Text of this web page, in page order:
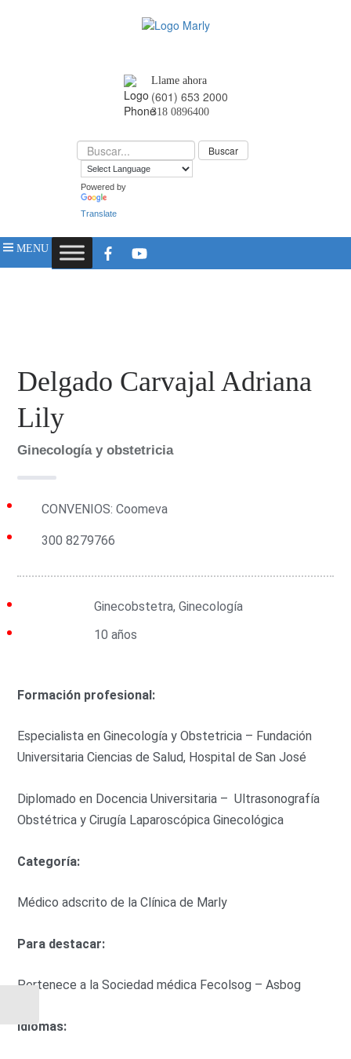
Llame ahora
(601) 653 2000
318 0896400
Powered by
Translate
MENU
Delgado Carvajal Adriana
Lily
Ginecología y obstetricia
CONVENIOS: Coomeva
300 8279766
Ginecobstetra, Ginecología
10 años
Formación profesional:
Especialista en Ginecología y Obstetricia – Fundación
Universitaria Ciencias de Salud, Hospital de San José
Diplomado en Docencia Universitaria – Ultrasonografía
Obstétrica y Cirugía Laparoscópica Ginecológica
Categoría:
Médico adscrito de la Clínica de Marly
Para destacar:
Pertenece a la Sociedad médica Fecolsog – Asbog
Idiomas: